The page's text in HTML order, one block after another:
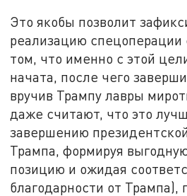
Это якобы позволит
реализацию спецоперации
том, что именно с этой
начата, после чего
вручив Трампу лавры
даже считают, что это
завершению
Трампа, формируя
позицию и ожидая
благодарности от